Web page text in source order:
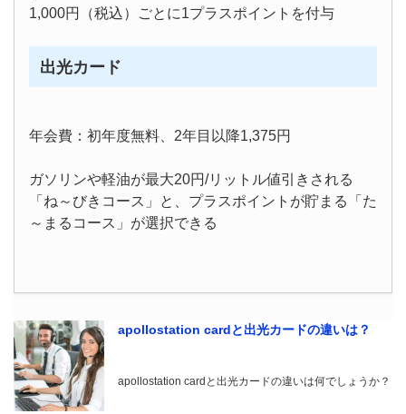
1,000円（税込）ごとに1プラスポイントを付与
出光カード
年会費：初年度無料、2年目以降1,375円
ガソリンや軽油が最大20円/リットル値引きされる
「ね～びきコース」と、プラスポイントが貯まる「た
～まるコース」が選択できる
apollostation cardと出光カードの違いは？
apollostation cardと出光カードの違いは何でしょうか？